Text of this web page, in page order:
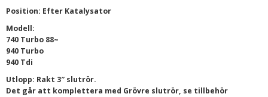
Position: Efter Katalysator
Modell:
740 Turbo 88~
940 Turbo
940 Tdi
Utlopp: Rakt 3″ slutrör.
Det går att komplettera med Grövre slutrör, se tillbehör